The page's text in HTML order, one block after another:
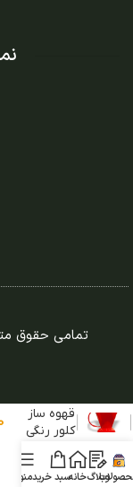
تمامی حقوق
وبلاگخانهسبد خریدمنو
قهوه ساز
کلور رنگی